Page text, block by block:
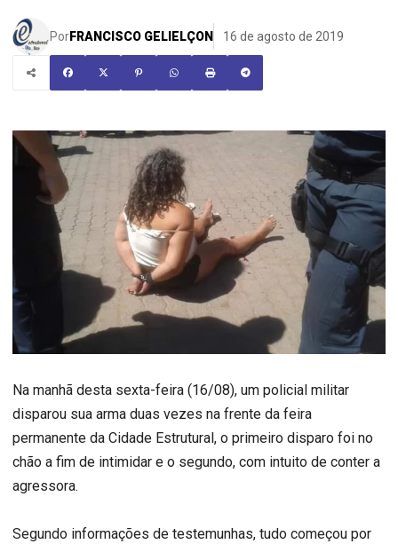
PorFRANCISCO GELIELÇON 16 de agosto de 2019
Na manhã desta sexta-feira (16/08), um policial militar
disparou sua arma duas vezes na frente da feira
permanente da Cidade Estrutural, o primeiro disparo foi no
chão a fim de intimidar e o segundo, com intuito de conter a
agressora.
Segundo informações de testemunhas, tudo começou por